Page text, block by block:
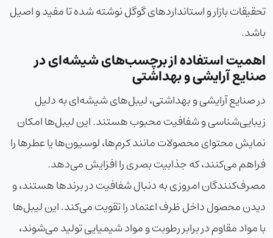
تحقیقات بازار و استانداردهای گوگل نوشته شده تا مفید و اصیل
باشد.
اهمیت استفاده از برچسب‌های شیشه‌ای در
صنایع آرایشی و بهداشتی
در صنایع آرایشی و بهداشتی، لیبل‌های شیشه‌ای به دلیل
زیبایی‌شناسی و شفافیت محبوب هستند. این لیبل‌ها امکان
نمایش محتوای محصولات مانند کرم‌ها، لوسیون‌ها یا عطرها را
فراهم می‌کنند، که جذابیت بصری را افزایش می‌دهد.
مصرف‌کنندگان امروزی به دنبال شفافیت در برندها هستند، و
دیدن محصول داخل ظرف اعتماد را تقویت می‌کند. این لیبل‌ها
با مواد مقاوم در برابر رطوبت و مواد شیمیایی تولید می‌شوند،